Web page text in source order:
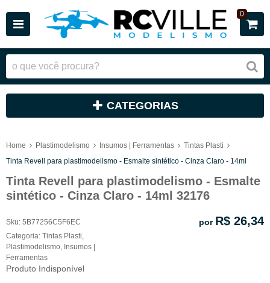
0
CATEGORIAS
Home Plastimodelismo Insumos | Ferramentas
Tintas Plasti
Tinta Revell para plastimodelismo - Esmalte sintético - Cinza Claro - 14ml
Tinta Revell para plastimodelismo - Esmalte
sintético - Cinza Claro - 14ml 32176
Sku: 5B77256C5F6EC
Categoria: Tintas Plasti
Plastimodelismo Insumos |
Ferramentas
Produto Indisponível
por R$ 26,34